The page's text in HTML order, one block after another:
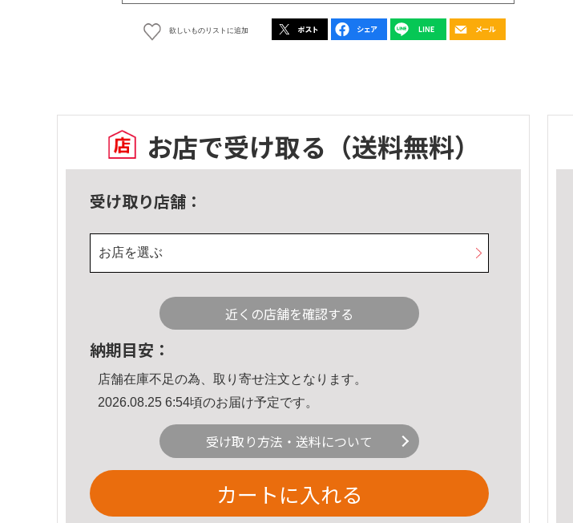
欲しいものリストに追加
お店で受け取る （送料無料）
受け取り店舗：
お店を選ぶ
近くの店舗を確認する
納期目安：
店舗在庫不足の為、取り寄せ注文となります。
2026.08.25 6:54頃のお届け予定です。
受け取り方法・送料について
カートに入れる